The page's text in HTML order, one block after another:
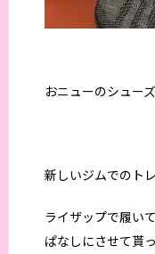
新しいジムでのト
ライザップで履い
ぱなしにさせて貰